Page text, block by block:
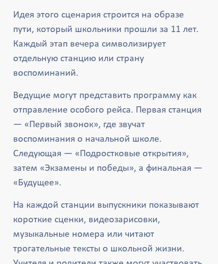
Идея этого сценария строится на образе
пути, который школьники прошли за 11 лет.
Каждый этап вечера символизирует
отдельную станцию или страну
воспоминаний.
Ведущие могут представить программу как
отправление особого рейса. Первая станция
— «Первый звонок», где звучат
воспоминания о начальной школе.
Следующая — «Подростковые открытия»,
затем «Экзамены и победы», а финальная —
«Будущее».
На каждой станции выпускники показывают
короткие сценки, видеозарисовки,
музыкальные номера или читают
трогательные тексты о школьной жизни.